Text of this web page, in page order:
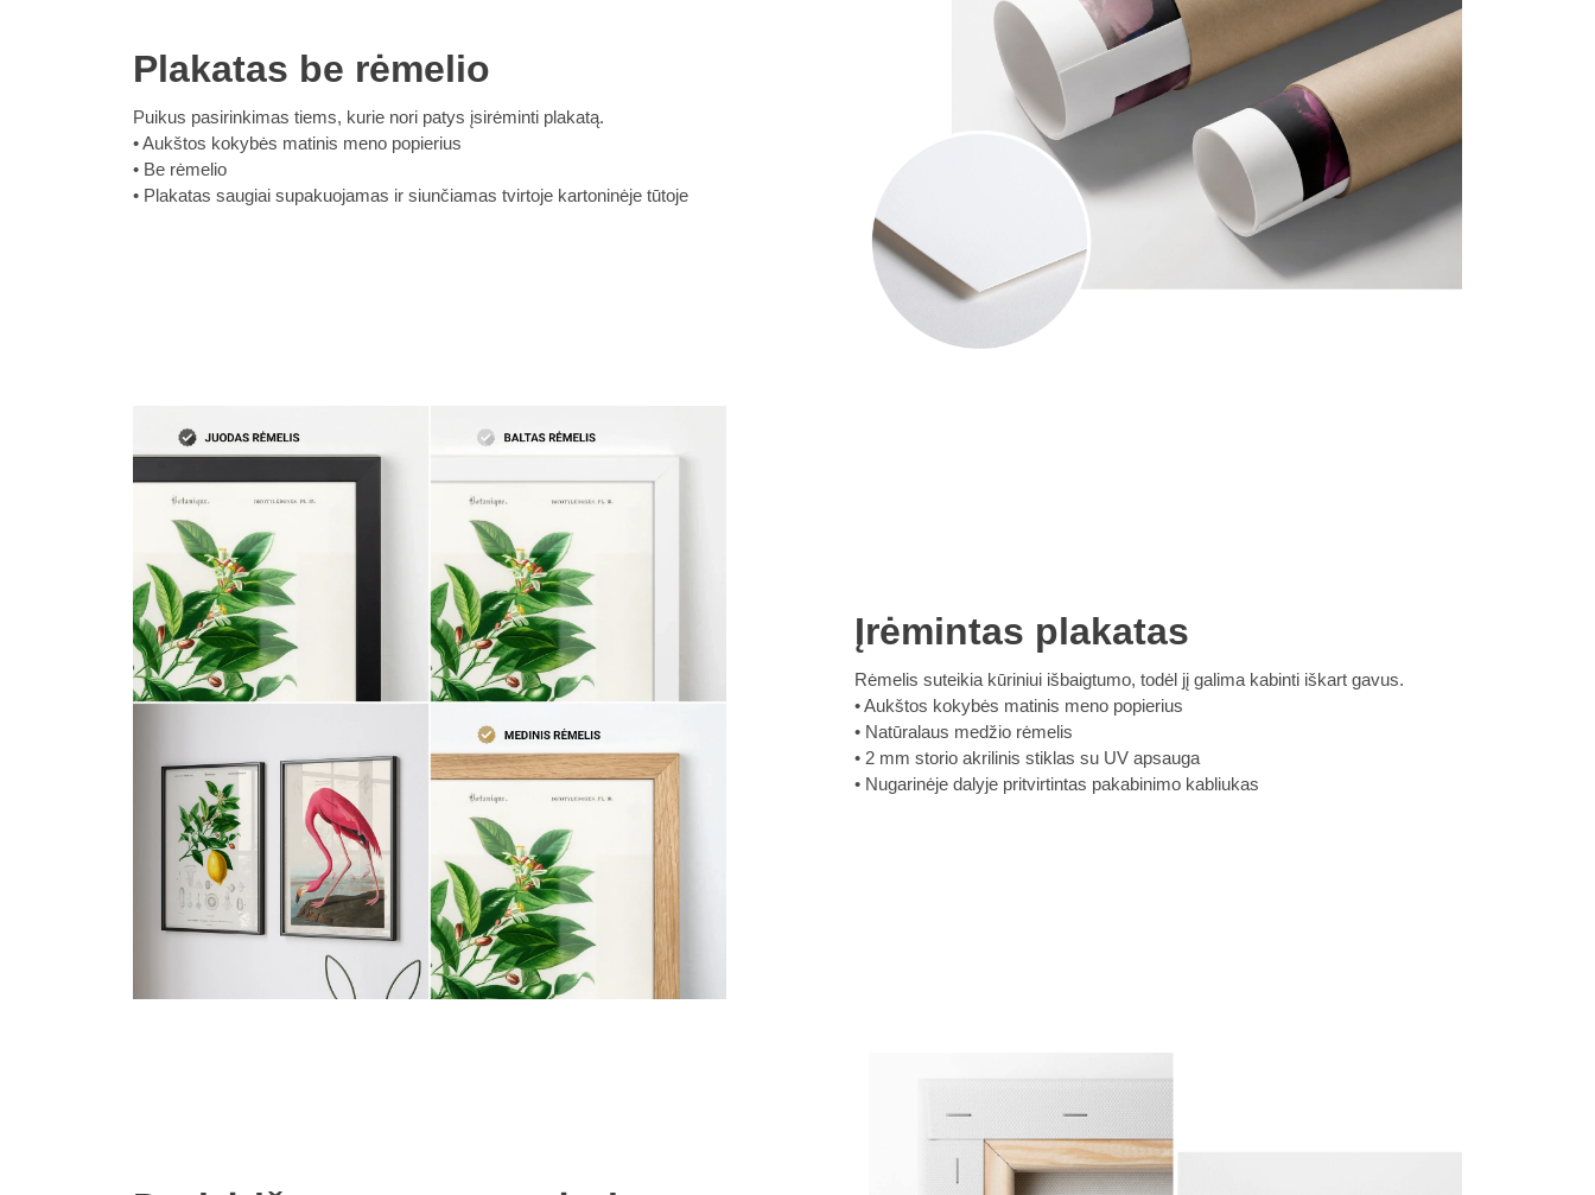
Plakatas be rėmelio
Puikus pasirinkimas tiems, kurie nori patys įsirėminti plakatą.
Aukštos kokybės matinis meno popierius
Be rėmelio
Plakatas saugiai supakuojamas ir siunčiamas tvirtoje kartoninėje tūtoje
Įrėmintas plakatas
Rėmelis suteikia kūriniui išbaigtumo, todėl jį galima kabinti iškart gavus.
Aukštos kokybės matinis meno popierius
Natūralaus medžio rėmelis
2 mm storio akrilinis stiklas su UV apsauga
Nugarinėje dalyje pritvirtintas pakabinimo kabliukas